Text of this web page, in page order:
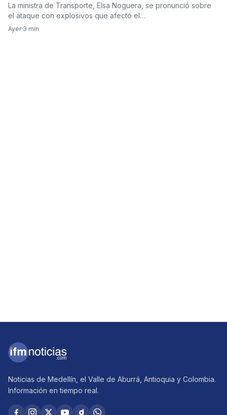
La ministra de Transporte, Elsa Noguera, se pronunció sobre
el ataque con explosivos que afectó el…
Ayer·3 min
Noticias de Medellín, el Valle de Aburrá, Antioquia y Colombia.
Información en tiempo real.